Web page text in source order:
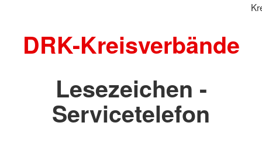
DRK-Kreisverbände
Lesezeichen -
Servicetelefon